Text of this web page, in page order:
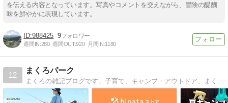
を伝える内容となっています。写真やコメントを交えながら、冒険の醍醐
味を鮮やかに表現しています。
988425 9
週間IN:280 週間OUT:920 月間IN:1180
12
まくろパーク
まくろの雑記ブログです。子育て、キャンプ・アウトドア、まくろの好き・趣味・おすすめをメインに様々な記事をアップしています。